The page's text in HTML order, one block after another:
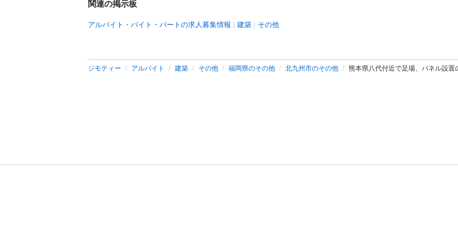
関連の掲示板
アルバイト・バイト・パートの求人募集情報 建築 その他
ジモティー アルバイト 建築 その他 福岡県のその他 北九州市のその他 熊本県八代付近で足場、パネル設置